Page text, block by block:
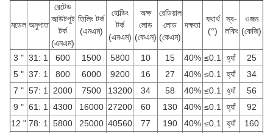
মডেল অনুপাত
রেটেড
আউটপুট
টর্ক
(এনএম)
তিলিং টর্ক
(এনএম)
হোল্ডিং
টর্ক
(এনএম)
অক্ষ
লোড
(কেএন)
রেডিয়াল
লোড
(কেএন)
দক্ষতা
যথার্থ
(°)
স্ব-
লকিং
ওজন
(কেজি)
3 " 31: 1 600 1500 5800 10 15 40% ≤0.1 হ্যাঁ
25
5 " 37: 1 800 6000 9200 16 27 40% ≤0.1 হ্যাঁ
34
7 " 57: 1 2000 7500 13200 34 58 40% ≤0.1 হ্যাঁ
56
9 " 61: 1 4300 16000 27200 60 130 40% ≤0.1 হ্যাঁ
92
12 " 78: 1 5800 25000 40560 77 190 40% ≤0.1 হ্যাঁ
160